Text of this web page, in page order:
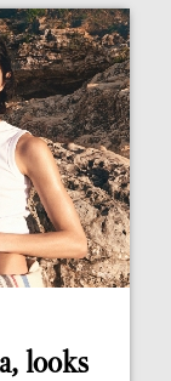
looks